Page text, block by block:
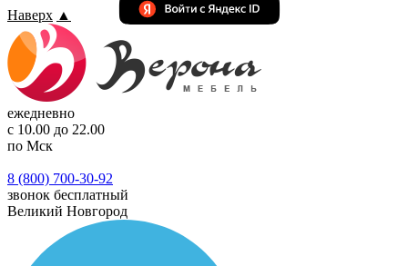
Наверх ▲
ежедневно
с 10.00 до 22.00
по Мск
8 (800) 700-30-92
звонок бесплатный
Великий Новгород